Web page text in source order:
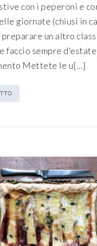
con i peperoni e
giornate (chiusi in
un altro
faccio sempre
Mettete le u[...]